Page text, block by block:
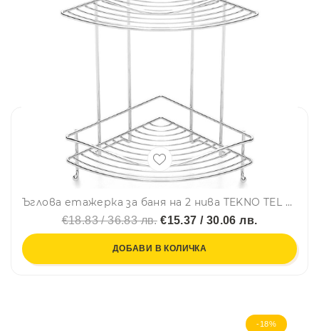
Ъглова етажерка за баня на 2 нива TEKNO TEL EF 253, 21х21х40 см, Двойно залепване, Хром
€18.83 / 36.83 лв.€15.37 / 30.06 лв.
ДОБАВИ В КОЛИЧКА
-18%